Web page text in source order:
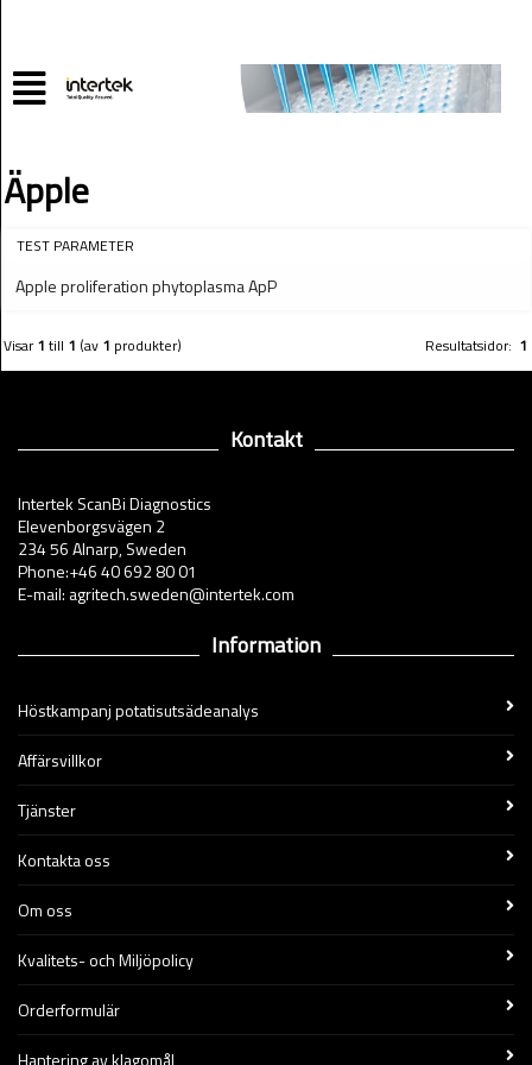
Äpple
TEST PARAMETER
Apple proliferation phytoplasma ApP
Visar1 till 1 (av 1 produkter) Resultatsidor: 1
Kontakt
Intertek ScanBi Diagnostics
Elevenborgsvägen 2
234 56 Alnarp, Sweden
Phone:+46 40 692 80 01
E-mail: agritech.sweden@intertek.com
Information
Höstkampanj potatisutsädeanalys
Affärsvillkor
Tjänster
Kontakta oss
Om oss
Kvalitets- och Miljöpolicy
Orderformulär
Hantering av klagomål